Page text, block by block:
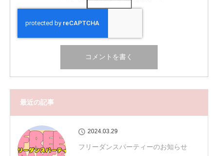
最近の記事
2024.03.29
フリーダンスパーティーのお知らせ